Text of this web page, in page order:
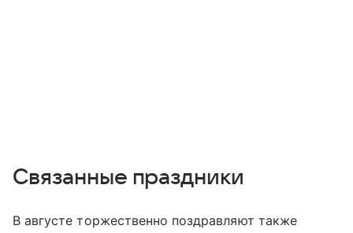
Связанные праздники
В августе торжественно поздравляют также